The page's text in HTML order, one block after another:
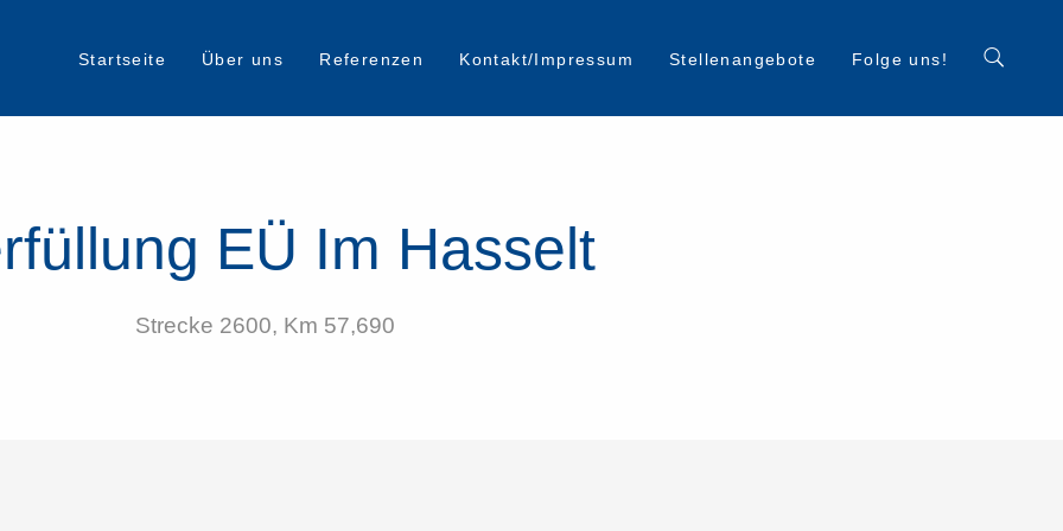
Startseite Über uns Referenzen Kontakt/Impressum Stellenangebote Folge uns!
EÜ Im Hasselt
Strecke 2600, Km 57,690